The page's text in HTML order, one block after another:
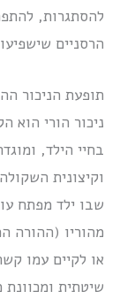
להסתגרות,
הרסניים
תופעת הניכור
ניכור הורי
בחיי הילד,
וקיצונית
שבו ילד מפתח
מהוריו (ההורה
או לקיים עמו
שיטתית